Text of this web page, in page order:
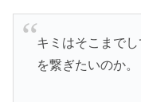
キミはそこまで
を繋ぎたいのか。